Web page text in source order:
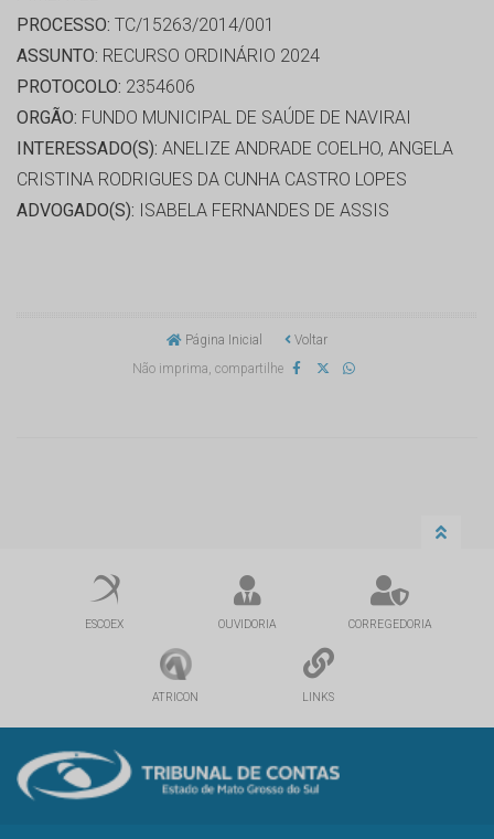
PROCESSO: TC/15263/2014/001
ASSUNTO: RECURSO ORDINÁRIO 2024
PROTOCOLO: 2354606
ORGÃO: FUNDO MUNICIPAL DE SAÚDE DE NAVIRAI
INTERESSADO(S): ANELIZE ANDRADE COELHO, ANGELA
CRISTINA RODRIGUES DA CUNHA CASTRO LOPES
ADVOGADO(S): ISABELA FERNANDES DE ASSIS
Página Inicial
Voltar
Não imprima, compartilhe
ESCOEX OUVIDORIA CORREGEDORIA
ATRICON LINKS